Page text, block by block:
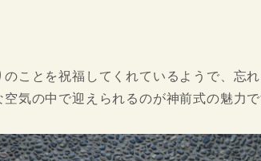
ことを祝福してくれているようで、忘
気の中で迎えられるのが神前式の魅力で